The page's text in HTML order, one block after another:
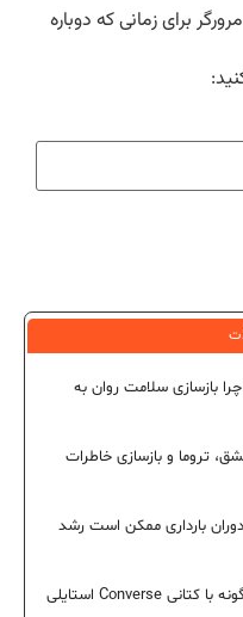
برای زمانی که دوباره
بازسازی سلامت روان به
تروما و بازسازی خاطرات
بارداری ممکن است رشد
راهنمای ست کردن کفش کانورس؛ چگونه با کتانی Converse استایلی